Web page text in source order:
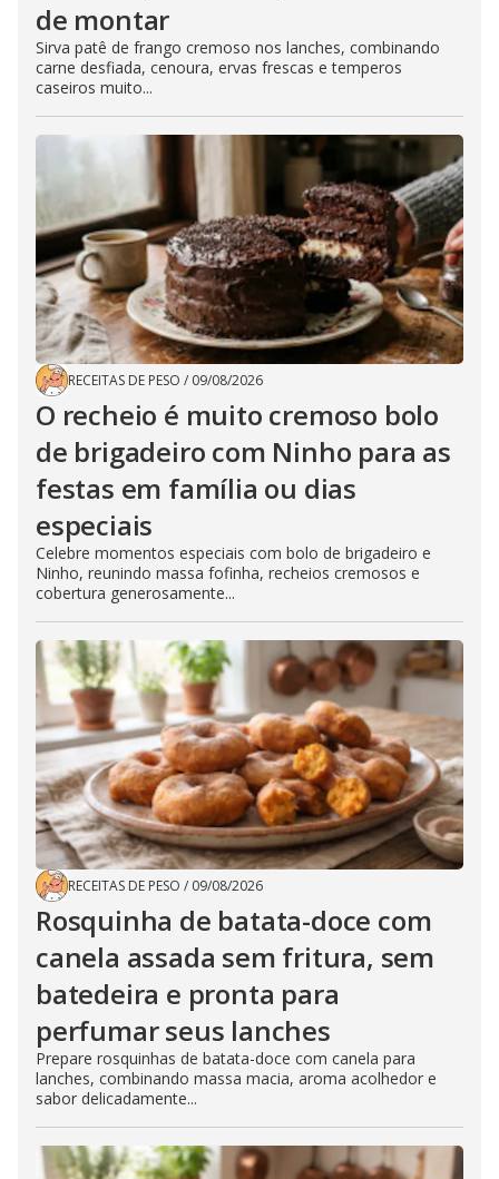
de montar
Sirva patê de frango cremoso nos lanches, combinando
carne desfiada, cenoura, ervas frescas e temperos
caseiros muito...
RECEITAS DE PESO / 09/08/2026
O recheio é muito cremoso bolo
de brigadeiro com Ninho para as
festas em família ou dias
especiais
Celebre momentos especiais com bolo de brigadeiro e
Ninho, reunindo massa fofinha, recheios cremosos e
cobertura generosamente...
RECEITAS DE PESO / 09/08/2026
Rosquinha de batata-doce com
canela assada sem fritura, sem
batedeira e pronta para
perfumar seus lanches
Prepare rosquinhas de batata-doce com canela para
lanches, combinando massa macia, aroma acolhedor e
sabor delicadamente...